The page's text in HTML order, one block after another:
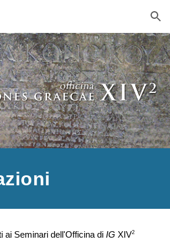
Skip to navigation
ai Seminari dell'Officina diIG XIV2